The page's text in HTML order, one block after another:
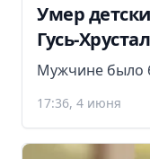
Умер
Гусь-
Мужчине было
17:36, 4 июня